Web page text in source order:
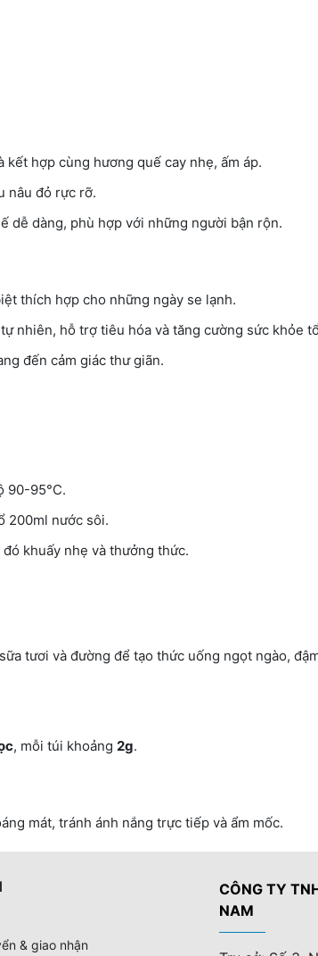
kết hợp cùng hương quế cay nhẹ, ấm áp.
nâu đỏ rực rỡ.
dễ dàng, phù hợp với những người bận rộn.
thích hợp cho những ngày se lạnh.
nhiên, hỗ trợ tiêu hóa và tăng cường sức khỏe
đến cảm giác thư giãn.
90-95°C.
200ml nước sôi.
khuấy nhẹ và thưởng thức.
tươi và đường để tạo thức uống ngọt ngào,
, mỗi túi khoảng 2g.
mát, tránh ánh nắng trực tiếp và ẩm mốc.
& giao nhận
CÔNG TY
NAM